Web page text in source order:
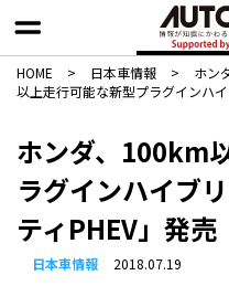
HOME > 日本車情報​ > ホン
以上走行可能な新型プラグインハ
ホンダ、100km
ラグインハイブ
ティPHEV」発売
日本車情報​ 2018.07.19